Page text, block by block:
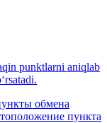
punktlarni aniqlab
обмена
пункта